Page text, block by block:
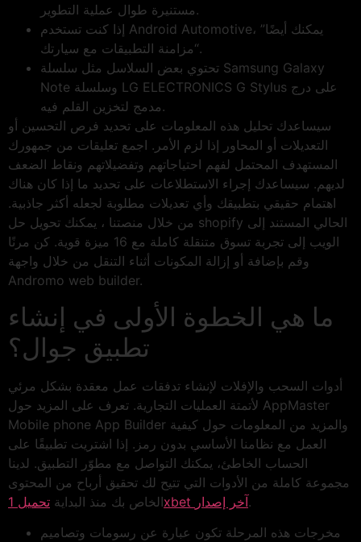
مستنيرة طوال عملية التطوير.
إذا كنت تستخدم Android Automotive، يمكنك أيضًا”
“مزامنة التطبيقات مع سيارتك.
تحتوي بعض السلاسل مثل سلسلة Samsung Galaxy
Note وسلسلة LG ELECTRONICS G Stylus على درج
مدمج لتخزين القلم فيه.
سيساعدك تحليل هذه المعلومات على تحديد فرص التحسين أو
التعديلات أو المحاور إذا لزم الأمر. اجمع تعليقات من جمهورك
المستهدف المحتمل لفهم احتياجاتهم وتفضيلاتهم ونقاط الضعف
لديهم. سيساعدك إجراء الاستطلاعات على تحديد ما إذا كان هناك
اهتمام حقيقي بتطبيقك وأي تعديلات مطلوبة لجعله أكثر جاذبية.
من خلال منصتنا ، يمكنك تحويل حل shopify الحالي المستند إلى
الويب إلى تجربة تسوق متنقلة كاملة مع 16 ميزة قوية. كن مرنًا
وقم بإضافة أو إزالة المكونات أثناء التنقل من خلال واجهة
Andromo web builder.
ما هي الخطوة الأولى في إنشاء
تطبيق جوال؟
أدوات السحب والإفلات لإنشاء تدفقات عمل معقدة بشكل مرئي
لأتمتة العمليات التجارية. تعرف على المزيد حول AppMaster
Mobile phone App Builder والمزيد من المعلومات حول كيفية
العمل مع نظامنا الأساسي بدون رمز. إذا اشتريت تطبيقًا على
الحساب الخاطئ، يمكنك التواصل مع مطوّر التطبيق. لدينا
مجموعة كاملة من الأدوات التي تتيح لك تحقيق أرباح من المحتوى
الخاص بك منذ البداية
تحميل 1xbet آخر إصدار.
مخرجات هذه المرحلة تكون عبارة عن رسومات وتصاميم